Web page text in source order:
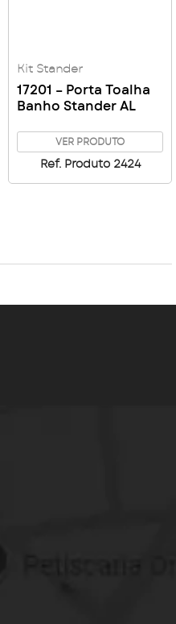
Kit Stander
17201 – Porta Toalha
Banho Stander AL
VER PRODUTO
Ref. Produto 2424